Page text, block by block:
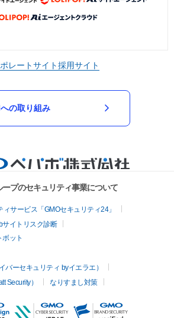
レートサイト採用サイト
の取り組み
プのセキュリティ事業について
サービス「GMOセキュリティ24」
サイトリスク診断
ット
バーセキュリティ byイエラエ）
Security）
なりすまし対策